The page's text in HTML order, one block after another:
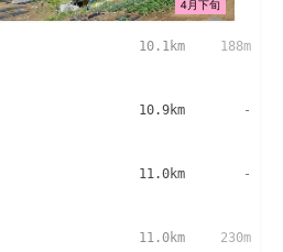
4月下旬
10.1km 188m
10.9km -
11.0km -
11.0km 230m